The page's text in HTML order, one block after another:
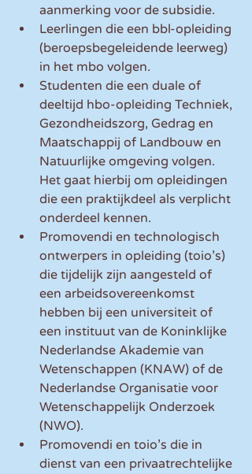
aanmerking voor de subsidie.
Leerlingen die een bbl-opleiding
(beroepsbegeleidende leerweg)
in het mbo volgen.
Studenten die een duale of
deeltijd hbo-opleiding Techniek,
Gezondheidszorg, Gedrag en
Maatschappij of Landbouw en
Natuurlijke omgeving volgen.
Het gaat hierbij om opleidingen
die een praktijkdeel als verplicht
onderdeel kennen.
Promovendi en technologisch
ontwerpers in opleiding (toio’s)
die tijdelijk zijn aangesteld of
een arbeidsovereenkomst
hebben bij een universiteit of
een instituut van de Koninklijke
Nederlandse Akademie van
Wetenschappen (KNAW) of de
Nederlandse Organisatie voor
Wetenschappelijk Onderzoek
(NWO).
Promovendi en toio’s die in
dienst van een privaatrechtelijke